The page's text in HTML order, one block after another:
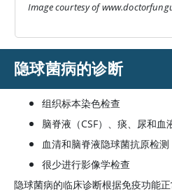
Image courtesy of
隐球菌病的诊断
组织标本染色检查
脑脊液（CSF）、痰、尿和血
血清和脑脊液隐球菌抗原检测
很少进行影像学检查
隐球菌病的临床诊断根据免疫功能